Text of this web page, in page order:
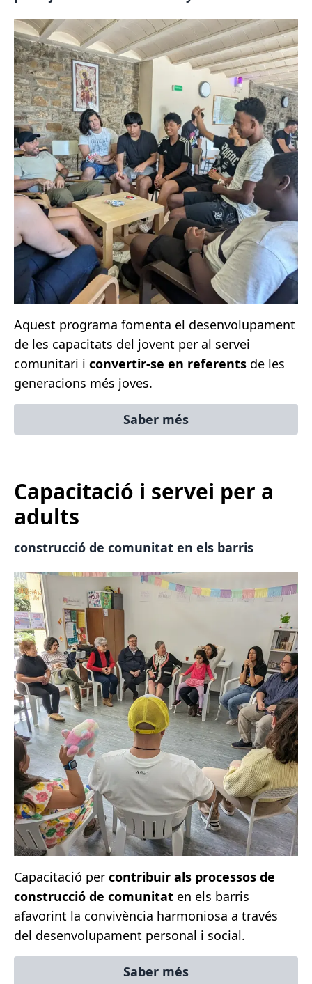
Aquest programa fomenta el desenvolupament
de les capacitats del jovent per al servei
comunitari i convertir-se en referents de les
generacions més joves.
Saber més
Capacitació i servei per a
adults
construcció de comunitat en els barris
Capacitació per contribuir als processos de
construcció de comunitat en els barris
afavorint la convivència harmoniosa a través
del desenvolupament personal i social.
Saber més